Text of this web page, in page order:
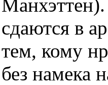
сдаются в
тем, кому
без намека